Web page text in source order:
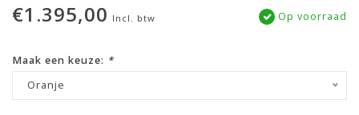
€1.395,00 Incl. btw Op voorraad
Maak een keuze: *
Oranje